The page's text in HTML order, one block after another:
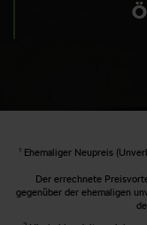
1Ehemaliger Neupreis
Der errechnete
gegenüber der ehemaligen